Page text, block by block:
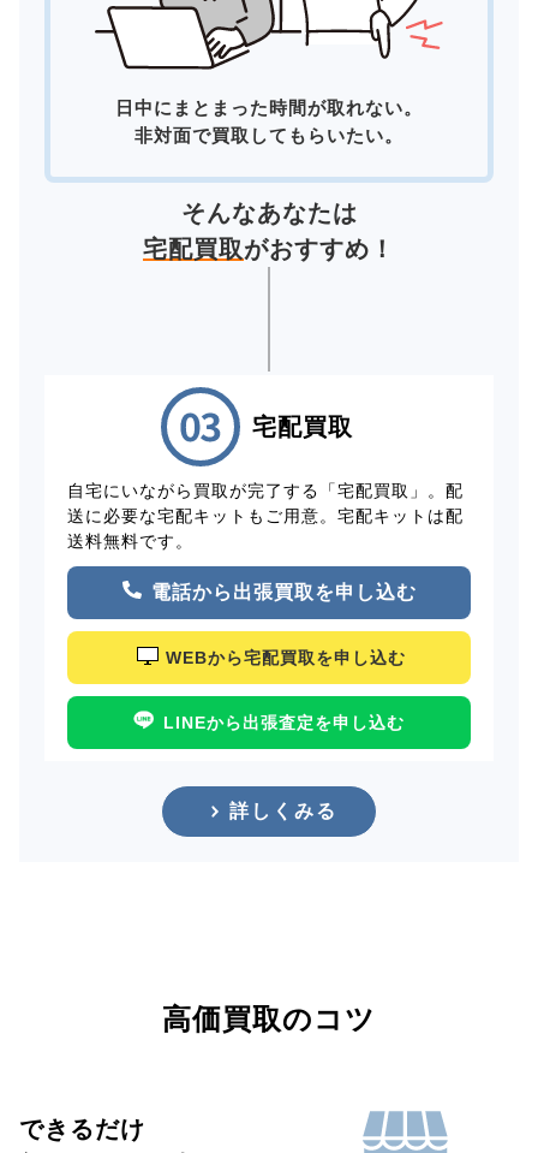
日中にまとまった時間が取れない。
非対面で買取してもらいたい。
そんなあなたは
宅配買取がおすすめ！
宅配買取
自宅にいながら買取が完了する「宅配買取」。配
送に必要な宅配キットもご用意。宅配キットは配
送料無料です。
電話から出張買取を申し込む
WEBから宅配買取を申し込む
LINEから出張査定を申し込む
詳しくみる
高価買取のコツ
できるだけ